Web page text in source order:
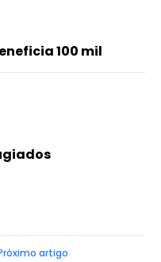
100 mil
artigo